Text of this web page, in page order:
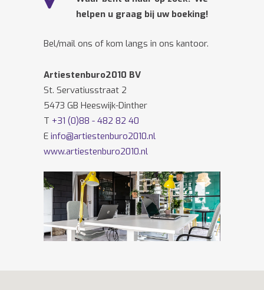
helpen u graag bij uw boeking!
Bel/mail ons of kom langs in ons kantoor.
Artiestenburo2010 BV
St. Servatiusstraat 2
5473 GB Heeswijk-Dinther
T +31 (0)88 - 482 82 40
E info@artiestenburo2010.nl
www.artiestenburo2010.nl
Volg ons ook opFacebookenTwitter